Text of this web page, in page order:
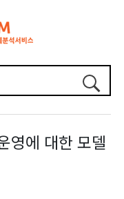
영에 대한 모델